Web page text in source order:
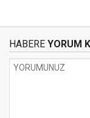
HABERE YORUM